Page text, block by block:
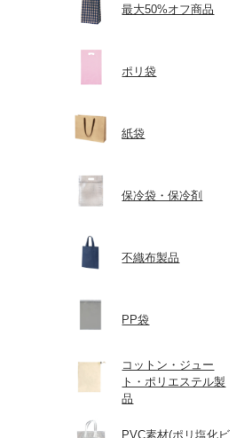
最大50%オフ商品
ポリ袋
紙袋
保冷袋・保冷剤
不織布製品
PP袋
コットン・ジュー
ト・ポリエステル製
品
PVC素材(ポリ塩化ビ